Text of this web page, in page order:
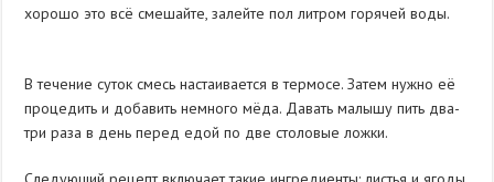
хорошо это всё смешайте, залейте пол литром горячей воды.
В течение суток смесь настаивается в термосе. Затем нужно её
процедить и добавить немного мёда. Давать малышу пить два-
три раза в день перед едой по две столовые ложки.